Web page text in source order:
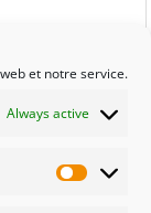
et notre service.
Always active